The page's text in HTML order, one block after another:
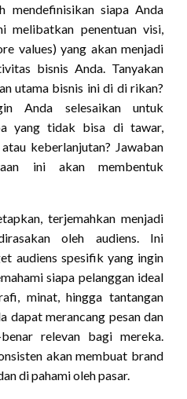
mendefinisikan siapa Anda
melibatkan penentuan visi,
values) yang akan menjadi
bisnis Anda. Tanyakan
utama bisnis ini di di rikan?
Anda selesaikan untuk
yang tidak bisa di tawar,
keberlanjutan? Jawaban
ini akan membentuk
terjemahkan menjadi
oleh audiens. Ini
audiens spesifik yang ingin
siapa pelanggan ideal
minat, hingga tantangan
dapat merancang pesan dan
relevan bagi mereka.
akan membuat brand
di pahami oleh pasar.